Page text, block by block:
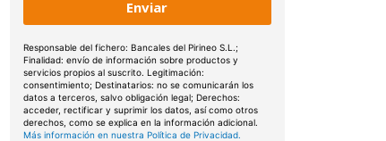
201
211
Responsable del fichero: Bancales del Pirineo S.L.;
Finalidad: envío de información sobre productos y
servicios propios al suscrito. Legitimación:
consentimiento; Destinatarios: no se comunicarán los
datos a terceros, salvo obligación legal; Derechos:
acceder, rectificar y suprimir los datos, así como otros
derechos, como se explica en la información adicional.
Más información en nuestra Política de Privacidad.